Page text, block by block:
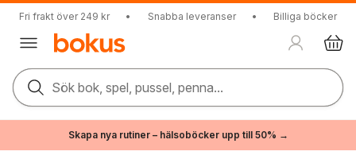
Fri frakt över 249 kr • Snabba leveranser • Billiga böcker
Sök bok, spel, pussel, penna...
Skapa nya rutiner – hälsoböcker upp till 50% →